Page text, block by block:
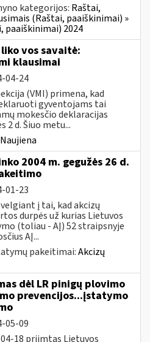
kategorijos: Raštai,
(Raštai, paaiškinimai) »
paaiškinimai) 2024
vos savaitė:
klausimai
04-24
(VMI) primena, kad
gyventojams tai
mokesčio deklaracijas
d. Šiuo metu...
Naujiena
2004 m. gegužės 26 d.
01-23
į tai, kad akcizų
durpės už kurias Lietuvos
(toliau - AĮ) 52 straipsnyje
AĮ...
pakeitimai:Akcizų
dėl LR pinigų plovimo
prevencijos...įstatymo
05-09
18 priimtas Lietuvos